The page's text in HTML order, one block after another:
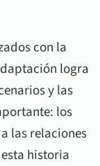
con la
logra
y las
los
las relaciones
historia